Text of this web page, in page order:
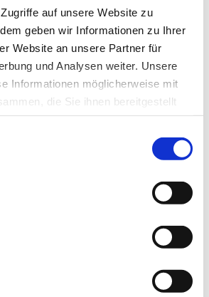
auf unsere Website zu
geben wir Informationen zu Ihrer
Website an unsere Partner für
und Analysen weiter. Unsere
Informationen möglicherweise mit
die Sie ihnen bereitgestellt
Rahmen Ihrer Nutzung der Dienste